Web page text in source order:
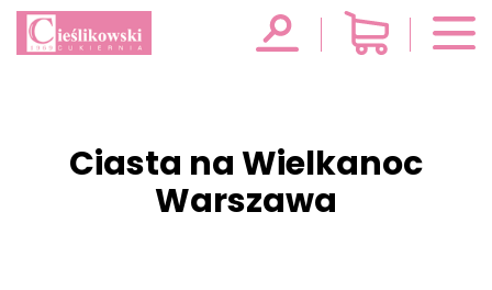
Ciasta na Wielkanoc
Warszawa